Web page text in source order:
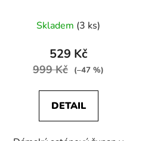
Skladem (3 ks)
529 Kč
999 Kč (–47 %)
DETAIL